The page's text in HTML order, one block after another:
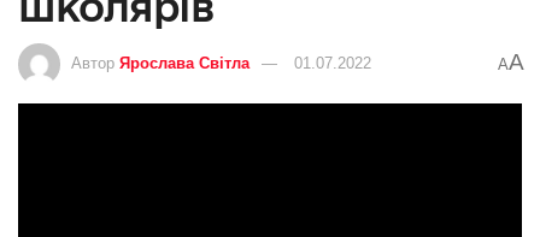
Автор Ярослава Світла 01.07.2022 AA